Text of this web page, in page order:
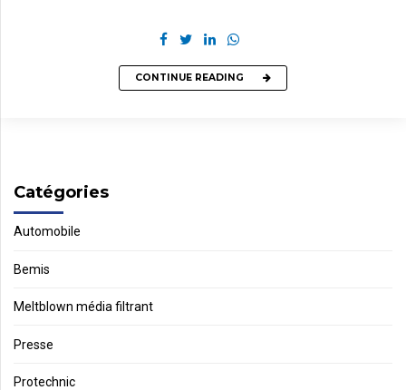
CONTINUE READING
Catégories
Automobile
Bemis
Meltblown média filtrant
Presse
Protechnic